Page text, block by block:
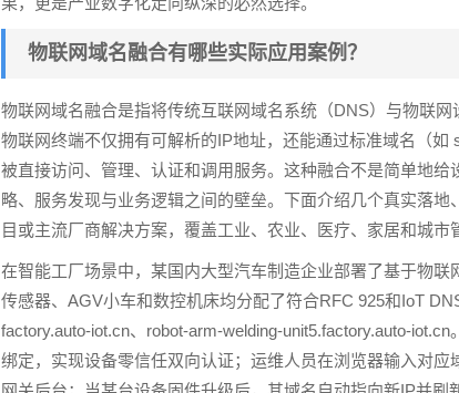
物联网域名融合有哪些实际应用案例？
物联网域名融合是指将传统互联网域名系统（DNS）与物联
物联网终端不仅拥有可解析的IP地址，还能通过标准域名（如
被直接访问、管理、认证和调用服务。这种融合不是简单地
略、服务发现与业务逻辑之间的壁垒。下面介绍几个真实落
目或主流厂商解决方案，覆盖工业、农业、医疗、家居和城市
在智能工厂场景中，某国内大型汽车制造企业部署了基于物联
传感器、AGV小车和数控机床均分配了符合RFC 925和IoT
factory.auto-iot.cn、robot-arm-welding-unit5.factory.auto-
绑定，实现设备零信任双向认证；运维人员在浏览器输入对